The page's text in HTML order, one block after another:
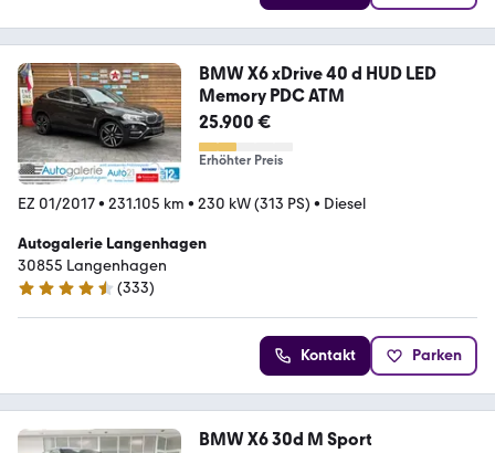
BMW X6 xDrive 40 d HUD LED
Memory PDC ATM
25.900 €
Erhöhter Preis
EZ 01/2017• 231.105 km • 230 kW (313 PS) • Diesel
Autogalerie Langenhagen
30855 Langenhagen
4.6 Sterne
(333)
Kontakt Parken
BMW X6 30d M Sport